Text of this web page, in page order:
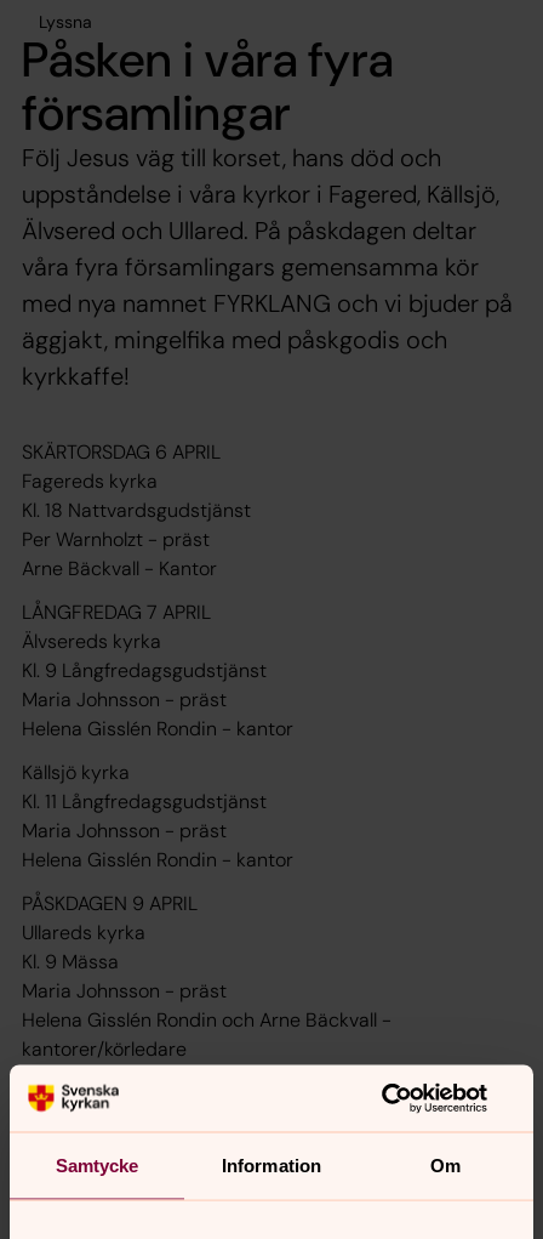
Samtycke Information Om
Lyssna
Påsken i våra fyra
församlingar
Följ Jesus väg till korset, hans död och
uppståndelse i våra kyrkor i Fagered, Källsjö,
Älvsered och Ullared. På påskdagen deltar
våra fyra församlingars gemensamma kör
med nya namnet FYRKLANG och vi bjuder på
äggjakt, mingelfika med påskgodis och
kyrkkaffe!
SKÄRTORSDAG 6 APRIL
Fagereds kyrka
Kl. 18 Nattvardsgudstjänst
Per Warnholzt - präst
Arne Bäckvall - Kantor
LÅNGFREDAG 7 APRIL
Älvsereds kyrka
Kl. 9 Långfredagsgudstjänst
Maria Johnsson - präst
Helena Gisslén Rondin - kantor
Källsjö kyrka
Kl. 11 Långfredagsgudstjänst
Maria Johnsson - präst
Helena Gisslén Rondin - kantor
PÅSKDAGEN 9 APRIL
Ullareds kyrka
Kl. 9 Mässa
Maria Johnsson - präst
Helena Gisslén Rondin och Arne Bäckvall -
kantorer/körledare
FYRKLANG - våra fyra församlingars gemensamma kör
Mingelfika och påskgodis efter mässan!
Kl. 11 Gudstjänst .
Maria Johnsson - präst